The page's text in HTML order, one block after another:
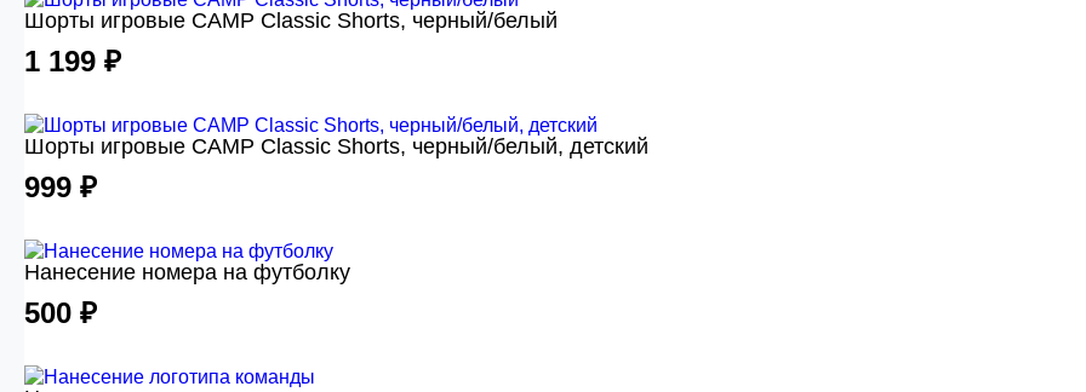
Шорты игровые CAMP Classic Shorts, черный/белый
1 199 ₽
Шорты игровые CAMP Classic Shorts, черный/белый, детский
999 ₽
Нанесение номера на футболку
500 ₽